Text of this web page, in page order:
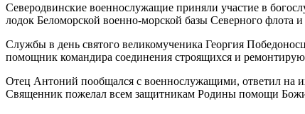
Северодвинские военнослужащие приняли участие в
лодок Беломорской военно-морской базы Северного флота
Службы в день святого великомученика Георгия
помощник командира соединения строящихся и
Отец Антоний пообщался с военнослужащими, ответил на
Священник пожелал всем защитникам Родины помощи